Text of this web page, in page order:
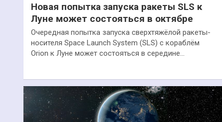
Новая попытка запуска ракеты SLS к
Луне может состояться в октябре
Очередная попытка запуска сверхтяжёлой ракеты-
носителя Space Launch System (SLS) с кораблём
Orion к Луне может состояться в середине…